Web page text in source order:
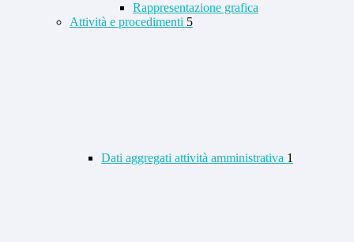
Rappresentazione grafica
Attività e procedimenti 5
Dati aggregati attività amministrativa 1